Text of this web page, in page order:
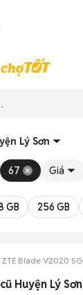
Lý Sơn
67 Giá
GB 256 GB
ZTE Blade V2020 5G